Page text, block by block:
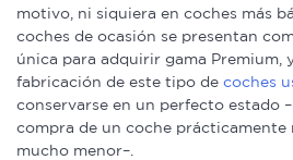
motivo, ni siquiera en coches más
coches de ocasión se presentan
única para adquirir gama Premium,
fabricación de este tipo de coches
conservarse en un perfecto estado
compra de un coche prácticamente
mucho menor–.